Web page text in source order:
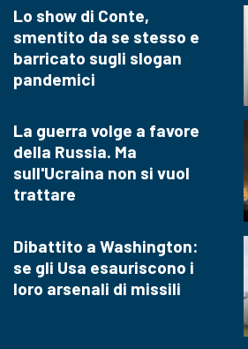
Lo show di Conte,
smentito da se stesso e
barricato sugli slogan
pandemici
La guerra volge a favore
della Russia. Ma
sull'Ucraina non si vuol
trattare
Dibattito a Washington:
se gli Usa esauriscono i
loro arsenali di missili